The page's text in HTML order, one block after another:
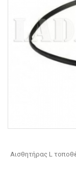
Αισθητήρας L